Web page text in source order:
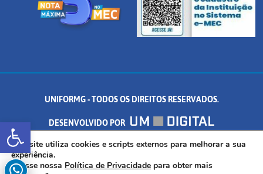
Abrir a barra de ferramentas
UNIFORMG - TODOS OS DIREITOS RESERVADOS.
DESENVOLVIDO POR
AV. DR. ARNALDO DE SENNA, 328 - PALMEIRAS, FORMIGA/MG - CEP:
35.574.530
Este site utiliza cookies e scripts externos para melhorar a sua
experiência.
Acesse nossa Política de Privacidade para obter mais